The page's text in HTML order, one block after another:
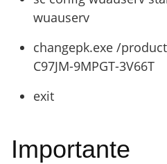
wuauserv
changepk.exe /
C97JM-9MPGT-3V66T
exit
Importante